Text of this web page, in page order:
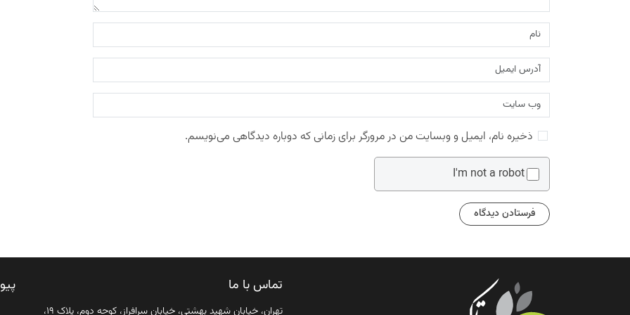
ذخیره نام، ایمیل و وبسایت من در مرورگر برای زمانی که دوباره دیدگاهی می‌نویسم.
I'm not a robot
تماس با ما
تهران، خیابان شهید بهشتی، خیابان سرافراز، کوچه دوم، پلاک ۱۹،